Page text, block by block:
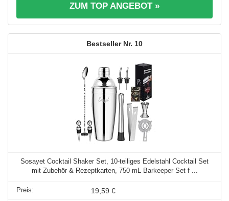
ZUM TOP ANGEBOT »
10
Sosayet Cocktail Shaker Set, 10-teiliges Edelstahl Cocktail Set
mit Zubehör & Rezeptkarten, 750 mL Barkeeper Set f ...
19,59 €